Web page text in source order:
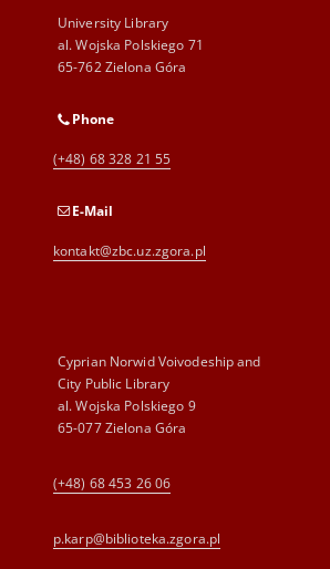
University Library
al. Wojska Polskiego 71
65-762 Zielona Góra
Phone
(+48) 68 328 21 55
E-Mail
kontakt@zbc.uz.zgora.pl
Cyprian Norwid Voivodeship and
City Public Library
al. Wojska Polskiego 9
65-077 Zielona Góra
(+48) 68 453 26 06
p.karp@biblioteka.zgora.pl